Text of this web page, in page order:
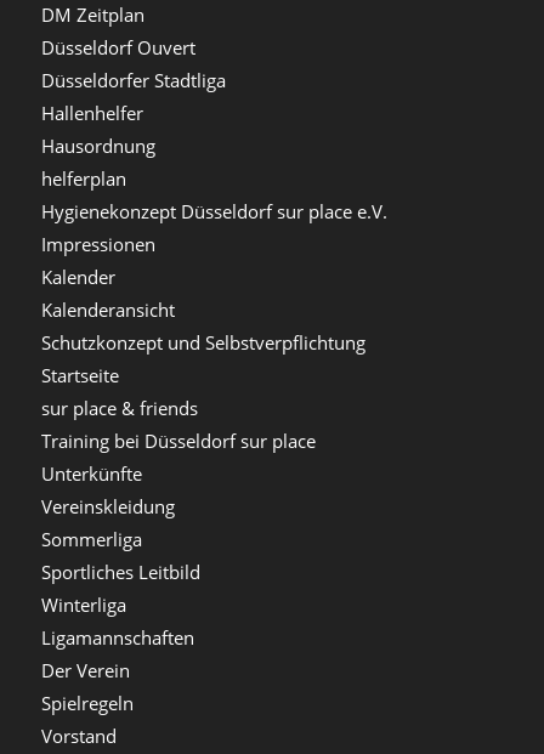
DM Zeitplan
Düsseldorf Ouvert
Düsseldorfer Stadtliga
Hallenhelfer
Hausordnung
helferplan
Hygienekonzept Düsseldorf sur place e.V.
Impressionen
Kalender
Kalenderansicht
Schutzkonzept und Selbstverpflichtung
Startseite
sur place & friends
Training bei Düsseldorf sur place
Unterkünfte
Vereinskleidung
Sommerliga
Sportliches Leitbild
Winterliga
Ligamannschaften
Der Verein
Spielregeln
Vorstand